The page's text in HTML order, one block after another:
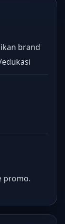
brand
promo.